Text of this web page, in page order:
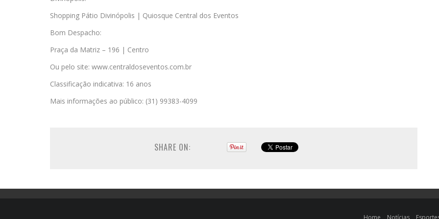
Shopping Pátio Divinópolis | Quiosque Central dos Eventos
Bom Despacho:
Praça da Matriz – 196 | Centro
Ou pelo site: www.centraldoseventos.com.br
Classificação indicativa: 16 anos
Mais informações ao público: (31) 99383-4099
SHARE ON:
Home Notícias